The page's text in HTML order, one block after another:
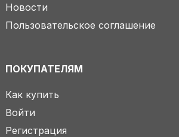
Новости
Пользовательское соглашение
ПОКУПАТЕЛЯМ
Как купить
Войти
Регистрация